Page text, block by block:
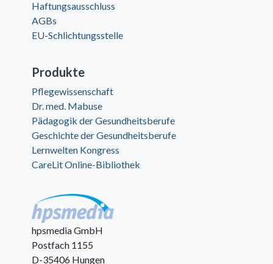
Haftungsausschluss
AGBs
EU-Schlichtungsstelle
Produkte
Pflegewissenschaft
Dr. med. Mabuse
Pädagogik der Gesundheitsberufe
Geschichte der Gesundheitsberufe
Lernwelten Kongress
CareLit Online-Bibliothek
hpsmedia GmbH
Postfach 1155
D-35406 Hungen